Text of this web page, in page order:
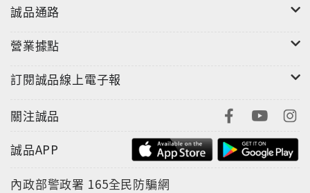
誠品通路
營業據點
訂閱誠品線上電子報
關注誠品
誠品APP
內政部警政署 165全民防騙網